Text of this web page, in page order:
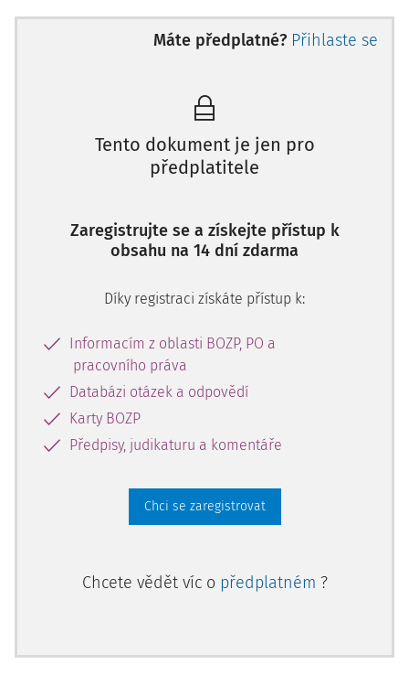
Práce související s nakládkou a vykládkou
vyloděním přepravovaných osob.
Používání zařízení pro spojení v plavebním provozu a
pro bezpečný provoz plavidla (ovládání signalizace,
radiokomunikačních a navigačních zařízení, používání
Máte předplatné? Přihlaste se
Tento dokument je jen pro
předplatitele
Zaregistrujte se a získejte přístup k
obsahu na 14 dní zdarma
Díky registraci získáte přístup k:
Informacím z oblasti BOZP, PO a
pracovního práva
Databázi otázek a odpovědí
Karty BOZP
Předpisy, judikaturu a komentáře
Chci se zaregistrovat
Chcete vědět víc o předplatném ?